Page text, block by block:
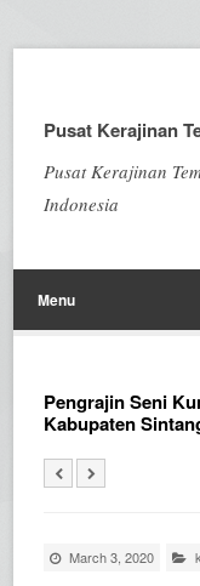
Pusat Kerajinan
Pusat Kerajinan
Indonesia
Menu
Pengrajin Seni
Kabupaten
March 3, 2020